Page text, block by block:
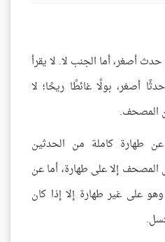
أصغر، أما الجنب لا. لا يقرأ
أصغر، بولًا غائطًا ريحًا؛ لا
المصحف.
طهارة كاملة من الحدثين
المصحف إلا على طهارة، أما عن
على غير طهارة إلا إذا كان